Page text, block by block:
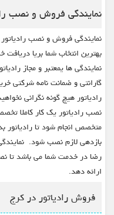
نمایندگی فروش و نصب
نمایندگی فروش و نصب
بهترین انتخاب شما بریا
نمایندگی ها یمعتبر و مجاز
گارانتی و ضمانت نامه شرکتی
رادیاتور هیچ گونه نگرانی
نصب رادیاتور یک کار کاملا
متخصص انجام شود تا
بازدهی لازم نصب شود.
رضا در خدمت شما می باشد تا
ارائه دهد.
فروش رادیاتور در کرج